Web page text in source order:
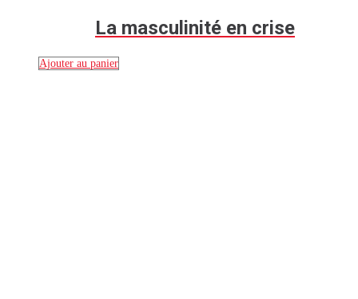
La masculinité en crise
Ajouter au panier